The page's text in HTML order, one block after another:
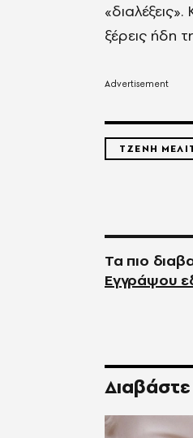
«διαλέξεις».
ξέρεις ήδη
ΤΖΕΝΗ
Τα πιο
Εγγράψου